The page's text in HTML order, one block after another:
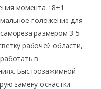
момента 18+1
положение для
размером 3-5
рабочей области,
в
Быстрозажимной
замену оснастки.